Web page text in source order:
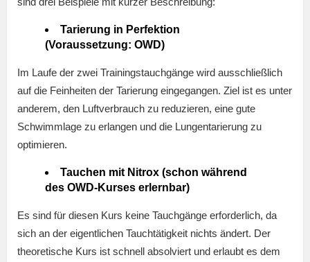
Tarierung in Perfektion
(Voraussetzung: OWD)
Im Laufe der zwei Trainingstauchgänge wird ausschließlich
auf die Feinheiten der Tarierung eingegangen. Ziel ist es unter
anderem, den Luftverbrauch zu reduzieren, eine gute
Schwimmlage zu erlangen und die Lungentarierung zu
optimieren.
Tauchen mit Nitrox (schon während
des OWD-Kurses erlernbar)
Es sind für diesen Kurs keine Tauchgänge erforderlich, da
sich an der eigentlichen Tauchtätigkeit nichts ändert. Der
theoretische Kurs ist schnell absolviert und erlaubt es dem